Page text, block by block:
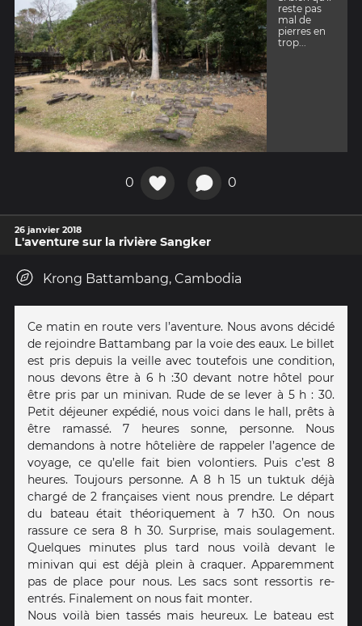
reste pas
mal de
pierres en
trop...
0 0
26 janvier 2018
L'aventure sur la rivière Sangker
Krong Battambang, Cambodia
Ce matin en route vers l’aventure. Nous avons décidé
de rejoindre Battambang par la voie des eaux. Le billet
est pris depuis la veille avec toutefois une condition,
nous devons être à 6 h :30 devant notre hôtel pour
être pris par un minivan. Rude de se lever à 5 h : 30.
Petit déjeuner expédié, nous voici dans le hall, prêts à
être ramassé. 7 heures sonne, personne. Nous
demandons à notre hôtelière de rappeler l’agence de
voyage, ce qu’elle fait bien volontiers. Puis c’est 8
heures. Toujours personne. A 8 h 15 un tuktuk déjà
chargé de 2 françaises vient nous prendre. Le départ
du bateau était théoriquement à 7 h30. On nous
rassure ce sera 8 h 30. Surprise, mais soulagement.
Quelques minutes plus tard nous voilà devant le
minivan qui est déjà plein à craquer. Apparemment
pas de place pour nous. Les sacs sont ressortis re-
entrés. Finalement on nous fait monter.
Nous voilà bien tassés mais heureux. Le bateau est